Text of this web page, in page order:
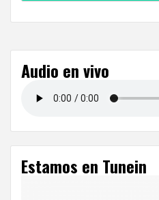
Audio en vivo
Estamos en Tunein